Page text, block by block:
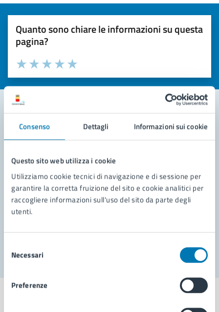
Consenso Dettagli Informazioni sui cookie
Questo sito web utilizza i cookie
Utilizziamo cookie tecnici di navigazione e di sessione per
garantire la corretta fruizione del sito e cookie analitici per
raccogliere informazioni sull'uso del sito da parte degli
utenti.
delNecessari
Preferenze
Quanto sono chiare le informazioni su questa
pagina?
Valuta la chiarezza delle informazioni (da 1 a 5 stelle)
Seleziona il numero di stelle per valutare la chiarezza delle
Valuta 5 stelle su 5
Valuta 4 stelle su 5
Valuta 3 stelle su 5
Valuta 2 stelle su 5
Valuta 1 stelle su 5
Contatta il comune
Richiedi assistenza
Prenota appuntamento
Problemi in città